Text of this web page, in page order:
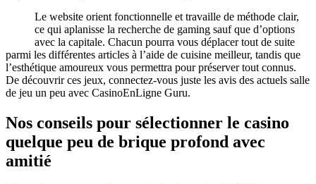
Le website orient fonctionnelle et travaille de méthode clair,
ce qui aplanisse la recherche de gaming sauf que d’options
avec la capitale. Chacun pourra vous déplacer tout de suite
parmi les différentes articles à l’aide de cuisine meilleur, tandis que
l’esthétique amoureux vous permettra pour préserver tout connus.
De découvrir ces jeux, connectez-vous juste les avis des actuels salle
de jeu un peu avec CasinoEnLigne Guru.
Nos conseils pour sélectionner le casino
quelque peu de brique profond avec
amitié